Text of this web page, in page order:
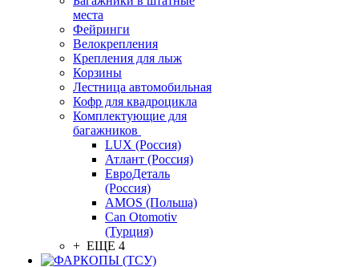
места
Фейринги
Велокрепления
Крепления для лыж
Корзины
Лестница автомобильная
Кофр для квадроцикла
Комплектующие для
багажников
LUX (Россия)
Атлант (Россия)
ЕвроДеталь
(Россия)
AMOS (Польша)
Can Otomotiv
(Турция)
+ ЕЩЕ 4